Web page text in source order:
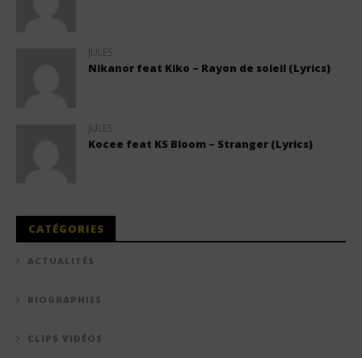
JULES
Nikanor feat Kiko – Rayon de soleil (Lyrics)
JULES
Kocee feat KS Bloom – Stranger (Lyrics)
CATÉGORIES
ACTUALITÉS
BIOGRAPHIES
CLIPS VIDÉOS